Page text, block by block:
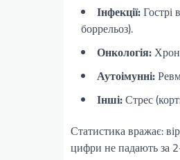
Інфекції:Гострі
боррельоз).
Онкологія:
Аутоімунні:
Інші:Стрес
Статистика вражає:
цифри не падають за